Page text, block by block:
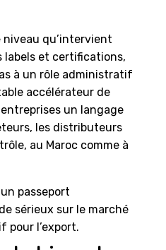
niveau qu’intervient
labels et certifications,
à un rôle administratif
accélérateur de
un langage
les distributeurs
au Maroc comme à
un passeport
sérieux sur le marché
pour l’export.